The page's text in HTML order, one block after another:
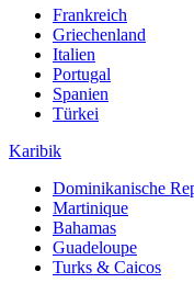
Frankreich
Griechenland
Italien
Portugal
Spanien
Türkei
Karibik
Dominikanische
Martinique
Bahamas
Guadeloupe
Turks & Caicos